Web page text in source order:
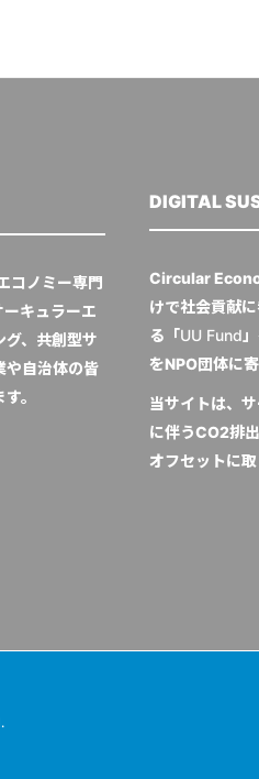
コノミー専門
キュラーエ
グ、共創型サ
や自治体の皆
。
DIGITAL
Circular
けで社会貢献
る「UU Fund
をNPO団体に
当サイトは、
に伴うCO2排
オフセットに